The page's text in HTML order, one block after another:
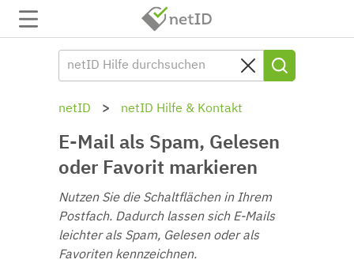
netID netID Hilfe & Kontakt
E-Mail als Spam, Gelesen
oder Favorit markieren
Nutzen Sie die Schaltflächen in Ihrem
Postfach. Dadurch lassen sich E-Mails
leichter als Spam, Gelesen oder als
Favoriten kennzeichnen.